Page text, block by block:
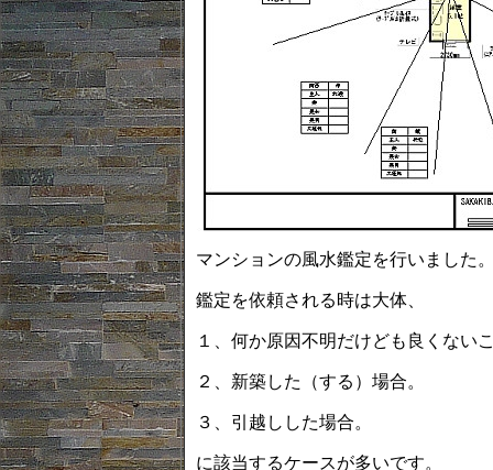
マンションの風水鑑定を行いました
鑑定を依頼される時は大体、
１、何か原因不明だけども良くない
２、新築した（する）場合。
３、引越しした場合。
に該当するケースが多いです。